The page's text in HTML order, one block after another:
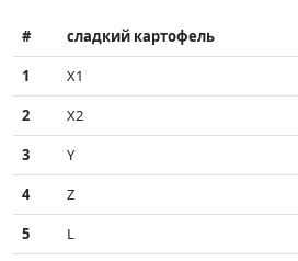
# сладкий картофель
1
X1
2
X2
3
Y
4
Z
5
L